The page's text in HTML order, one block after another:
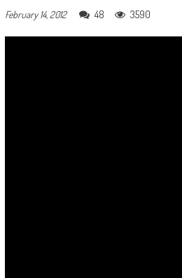
February 14, 2012
48 3590